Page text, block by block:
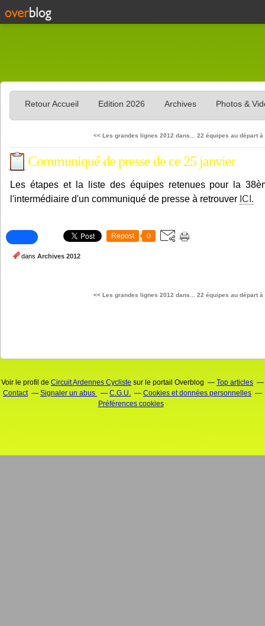
Retour Accueil Edition 2026 Archives Photos &
<< Les grandes lignes 2012 dans... 22 équipes au départ
Communiqué de presse de ce 25 janvier
Les étapes et la liste des équipes retenues pour la
l'intermédiaire d'un communiqué de presse à retrouver ICI.
Repost 0
dans Archives 2012
<< Les grandes lignes 2012 dans... 22 équipes au départ
Voir le profil de Circuit Ardennes Cycliste sur le portail Overblog
Top articles
Contact
Signaler un abus C.G.U.
Cookies et données personnelles
Préférences cookies